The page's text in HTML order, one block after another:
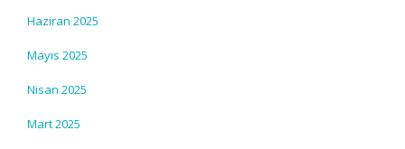
Haziran 2025
Mayıs 2025
Nisan 2025
Mart 2025